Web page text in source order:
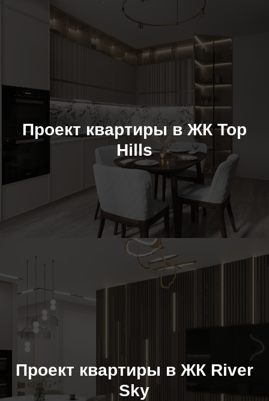
Проект квартиры в ЖК Top
Hills
Проект квартиры в ЖК River
Sky